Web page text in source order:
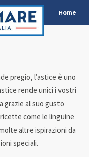
Home
pregio, l’astice è uno
rende unici i vostri
grazie al suo gusto
come le linguine
altre ispirazioni da
speciali.